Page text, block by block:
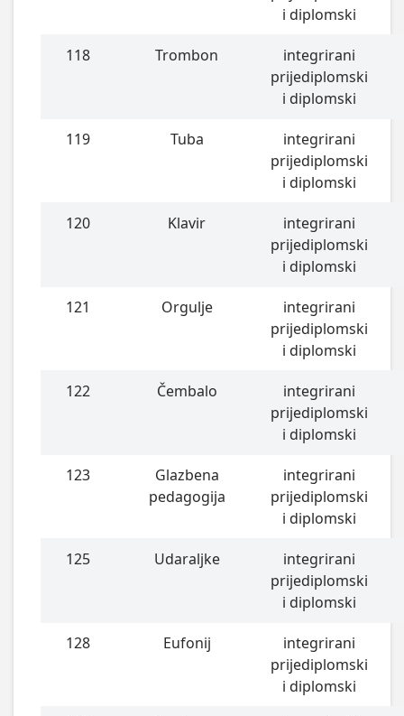
i diplomski
118 Trombon
integrirani
prijediplomski
i diplomski
119 Tuba
integrirani
prijediplomski
i diplomski
120 Klavir
integrirani
prijediplomski
i diplomski
121 Orgulje
integrirani
prijediplomski
i diplomski
122 Čembalo
integrirani
prijediplomski
i diplomski
123
Glazbena
pedagogija
integrirani
prijediplomski
i diplomski
125 Udaraljke
integrirani
prijediplomski
i diplomski
128 Eufonij
integrirani
prijediplomski
i diplomski